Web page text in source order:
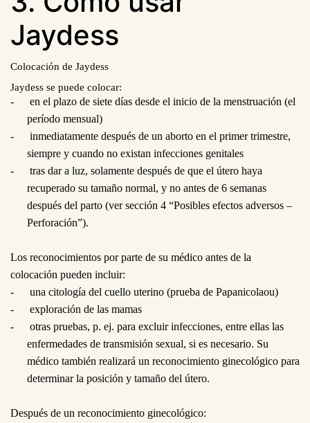
Jaydess
Colocación de Jaydess
Jaydess se puede colocar:
-
en el plazo de siete días desde el inicio de la menstruación (el
período mensual)
-
inmediatamente después de un aborto en el primer trimestre,
siempre y cuando no existan infecciones genitales
-
tras dar a luz, solamente después de que el útero haya
recuperado su tamaño normal, y no antes de 6 semanas
después del parto (ver sección 4 “Posibles efectos adversos –
Perforación”).
Los reconocimientos por parte de su médico antes de la
colocación pueden incluir:
-
una citología del cuello uterino (prueba de Papanicolaou)
-
exploración de las mamas
-
otras pruebas, p. ej. para excluir infecciones, entre ellas las
enfermedades de transmisión sexual, si es necesario. Su
médico también realizará un reconocimiento ginecológico para
determinar la posición y tamaño del útero.
Después de un reconocimiento ginecológico: